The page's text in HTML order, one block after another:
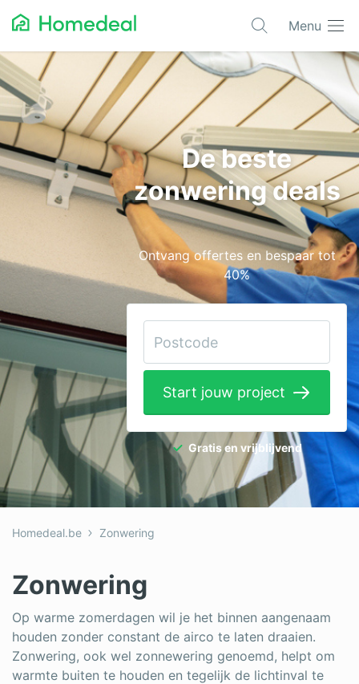
Menu
Populaire projecten
Aannemer
Airco
Alarmsystemen
Architect
Bestrating
Dakwerken
Elektricien
Gevelwerken
Glas
Hekwerken
Hovenier
Isolatie
Ramen
Rolluiken
De beste
zonwering deals
Ontvang offertes en bespaar tot
40%
Start jouw project
Gratis en vrijblijvend
Homedeal.be Zonwering
Zonwering
Op warme zomerdagen wil je het binnen aangenaam
houden zonder constant de airco te laten draaien.
Zonwering, ook wel zonnewering genoemd, helpt om
warmte buiten te houden en tegelijk de lichtinval te